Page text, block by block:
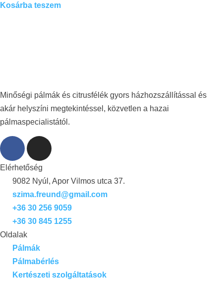
Kosárba teszem
Minőségi pálmák és citrusfélék gyors házhozszállítással és
akár helyszíni megtekintéssel, közvetlen a hazai
pálmaspecialistától.
Elérhetőség
9082 Nyúl, Apor Vilmos utca 37.
szima.freund@gmail.com
+36 30 256 9059
+36 30 845 1255
Oldalak
Pálmák
Pálmabérlés
Kertészeti szolgáltatások